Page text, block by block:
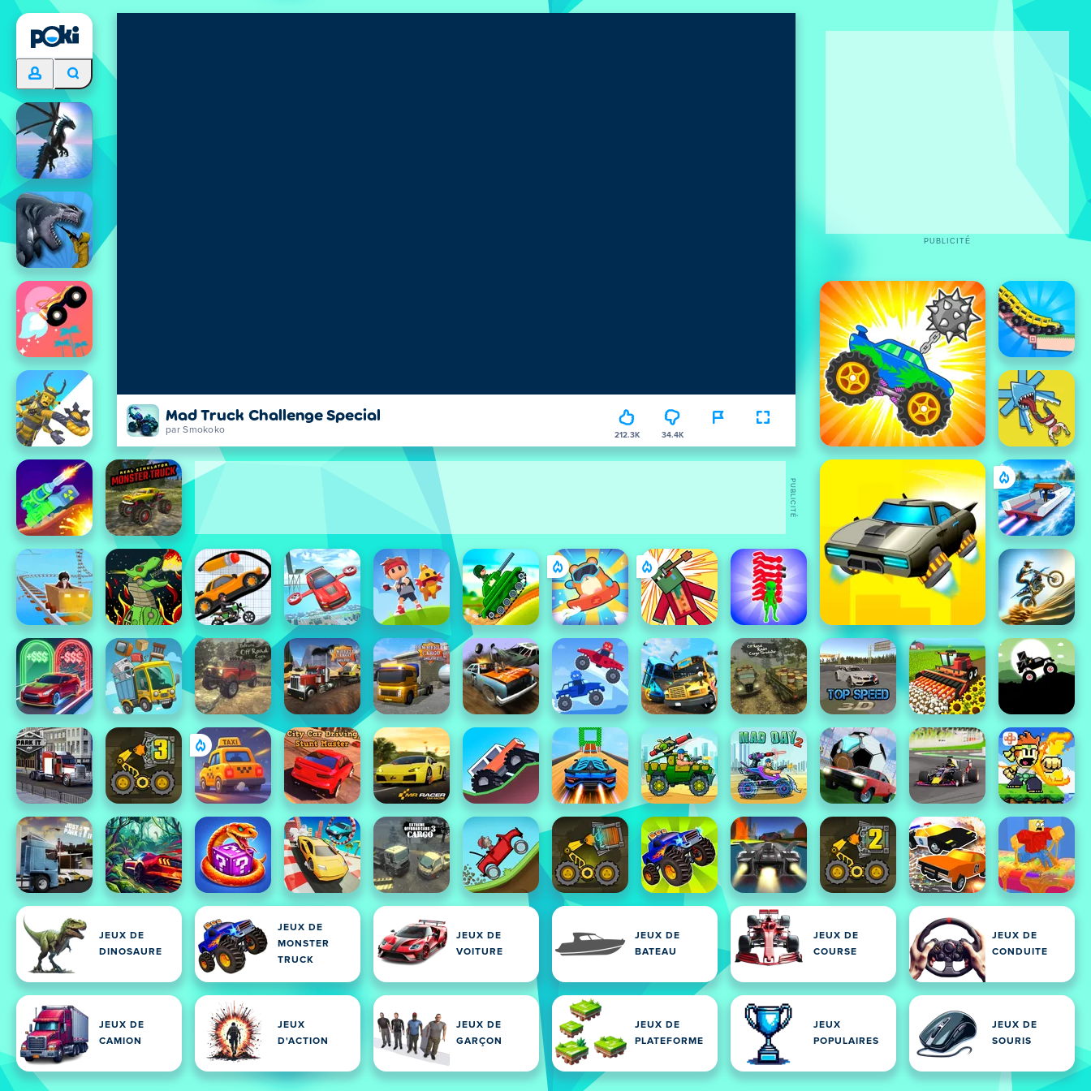
Mad Truck Challenge Special
par Smokoko 212.3K 34.4K
JEUX DE
DINOSAURE
JEUX DE
MONSTER
TRUCK
JEUX DE
VOITURE
JEUX DE
BATEAU
JEUX DE
COURSE
JEUX DE
CONDUITE
JEUX DE
CAMION
JEUX
D'ACTION
JEUX DE
GARÇON
JEUX DE
PLATEFORME
JEUX
POPULAIRES
JEUX DE
SOURIS
PUBLICITÉ
PUBLICITÉ